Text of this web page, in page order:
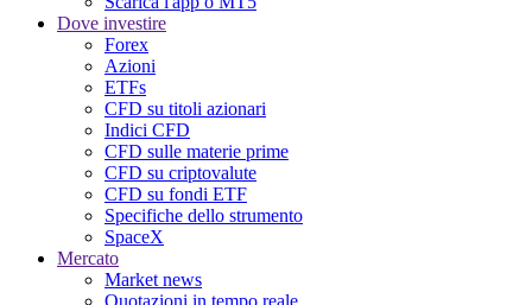
Dove investire
Forex
Azioni
ETFs
CFD su titoli azionari
Indici CFD
CFD sulle materie prime
CFD su criptovalute
CFD su fondi ETF
Specifiche dello strumento
SpaceX
Mercato
Market news
Quotazioni in tempo reale